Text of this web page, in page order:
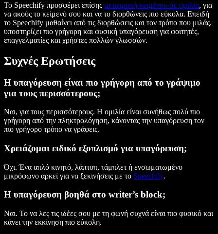
Το Speechify προσφέρει επίσης μετατροπή κειμένου σε ομιλία, για
να ακούς το κείμενό σου και να το διορθώνεις πιο εύκολα. Επειδή
το Speechify μαθαίνει από τις διορθώσεις και τον τρόπο που μιλάς,
υποστηρίζει πιο γρήγορη και φυσική υπαγόρευση για φοιτητές,
επαγγελματίες και χρήστες πολλών γλωσσών.
Συχνές Ερωτήσεις
Η υπαγόρευση είναι πιο γρήγορη από το γράψιμο
για τους περισσότερους;
Ναι, για τους περισσότερους. Η ομιλία είναι συνήθως πολύ πιο
γρήγορη από την πληκτρολόγηση, κάνοντας την υπαγόρευση τον
πιο γρήγορο τρόπο να γράφεις.
Χρειάζομαι ειδικό εξοπλισμό για υπαγόρευση;
Όχι. Ένα απλό κινητό, λάπτοπ, τάμπλετ ή ενσωματωμένο
μικρόφωνο αρκεί για να ξεκινήσεις με το Speechify.
Η υπαγόρευση βοηθά στο writer’s block;
Ναι. Το να λες τις ιδέες σου με τη φωνή συχνά είναι πιο φυσικό και
κάνει την εκκίνηση πιο εύκολη.